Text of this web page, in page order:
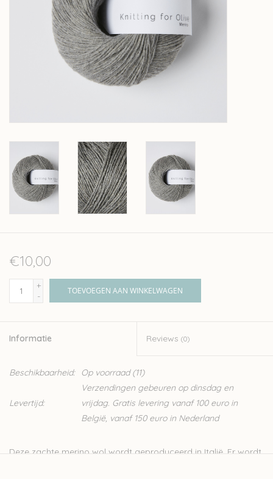
Over wolder
€10,00
+
-
TOEVOEGEN AAN WINKELWAGEN
Informatie Reviews (0)
Beschikbaarheid: Op voorraad(11)
Levertijd:
Verzendingen gebeuren op dinsdag en
vrijdag. Gratis levering vanaf 100 euro in
België, vanaf 150 euro in Nederland
Deze zachte merino wol wordt geproduceerd in Italië. Er wordt